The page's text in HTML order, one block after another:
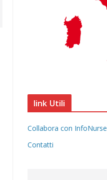
link Utili
Collabora con InfoNurse
Contatti